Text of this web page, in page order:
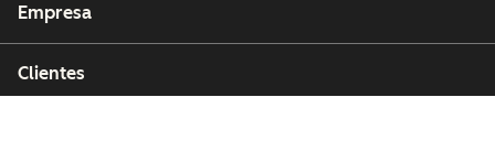
Empresa
Clientes